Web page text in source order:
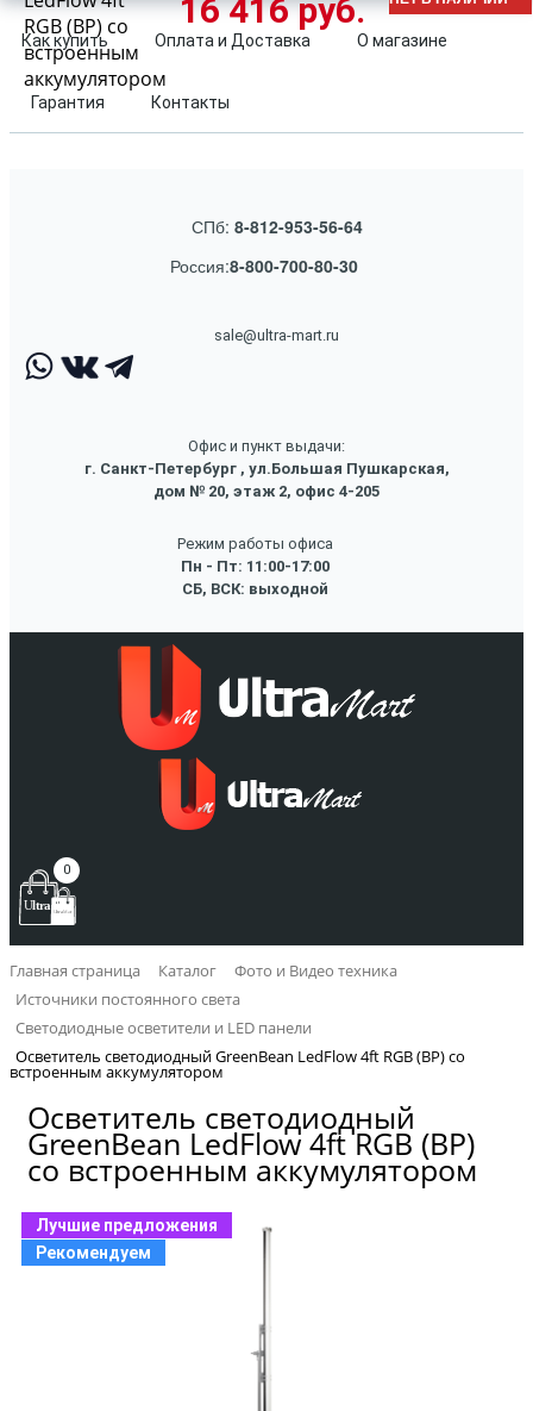
Как купить Оплата и Доставка О магазине
Гарантия Контакты
СПб: 8-812-953-56-64
Россия:8-800-700-80-30
sale@ultra-mart.ru
Офис и пункт выдачи:
г. Санкт-Петербург , ул.Большая Пушкарская,
дом № 20, этаж 2, офис 4-205
Режим работы офиса
Пн - Пт: 11:00-17:00
СБ, ВСК: выходной
0
Главная страница Каталог
Фото и Видео техника
Источники постоянного света
Светодиодные осветители и LED панели
Осветитель светодиодный GreenBean LedFlow 4ft RGB (BP) со
встроенным аккумулятором
Осветитель светодиодный
GreenBean LedFlow 4ft RGB (BP)
со встроенным аккумулятором
Лучшие предложения
Рекомендуем
RGB (BP) со
встроенным
аккумулятором
16 416 руб.